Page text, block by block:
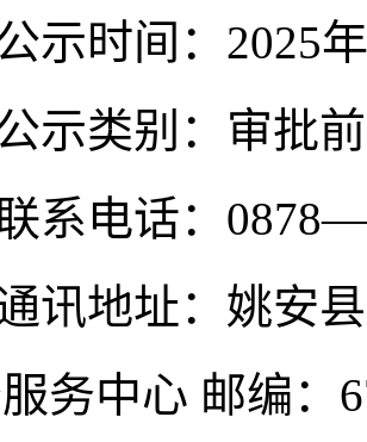
示时间：2025
示类别：审批
系电话：
讯地址：姚安
务中心 邮编：